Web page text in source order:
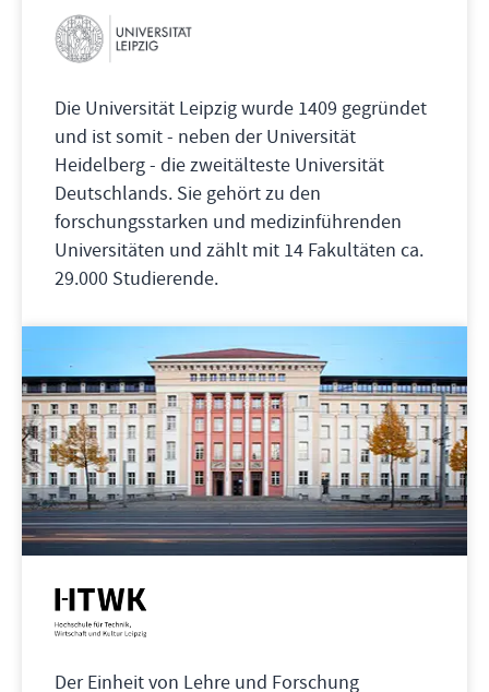
Die Universität Leipzig wurde 1409 gegründet
und ist somit - neben der Universität
Heidelberg - die zweitälteste Universität
Deutschlands. Sie gehört zu den
forschungsstarken und medizinführenden
Universitäten und zählt mit 14 Fakultäten ca.
29.000 Studierende.
Der Einheit von Lehre und Forschung